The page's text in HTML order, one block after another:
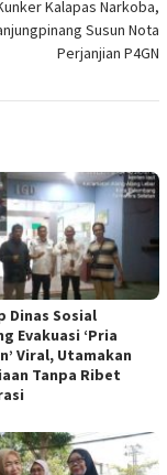
Kalapas Narkoba,
Susun Nota
Perjanjian P4GN
Dinas Sosial
Evakuasi ‘Pria
Viral, Utamakan
Tanpa Ribet